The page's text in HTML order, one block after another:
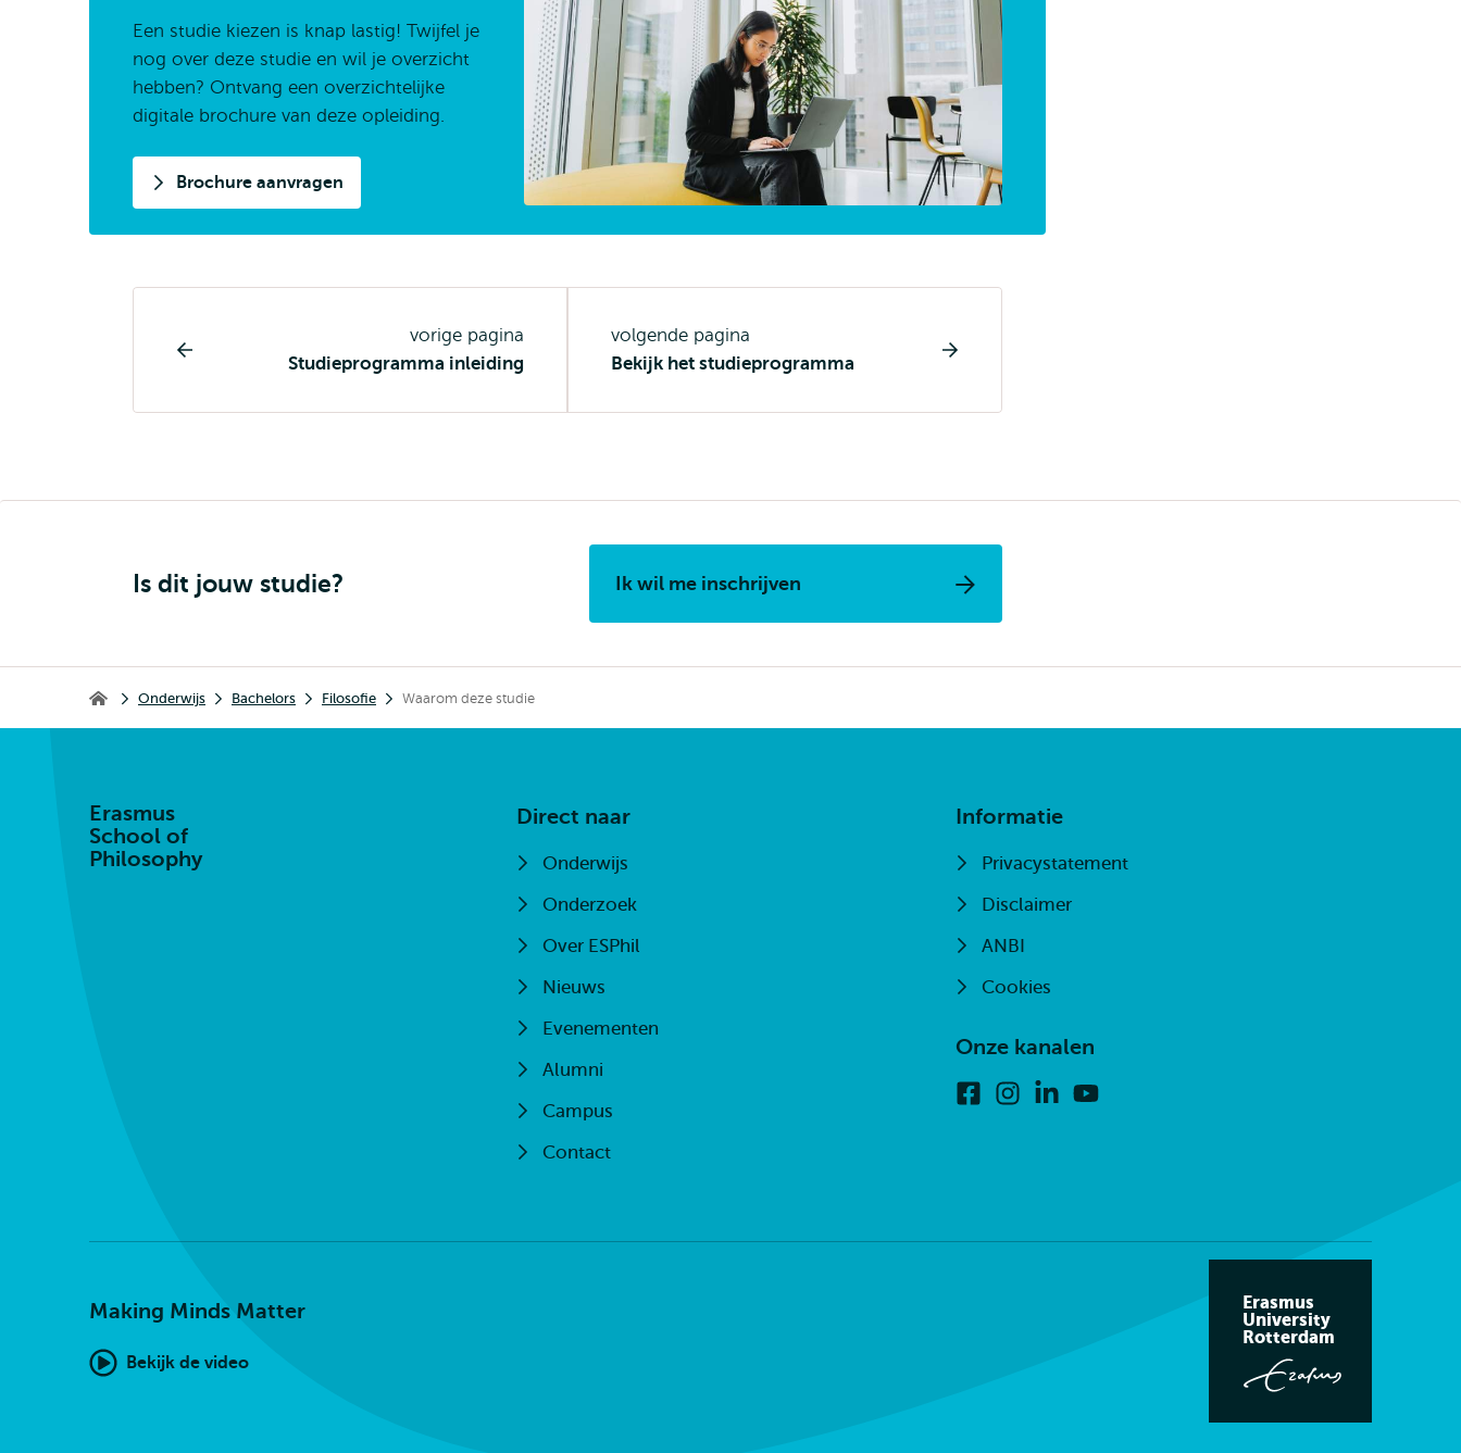
Een studie kiezen is knap lastig! Twijfel je
nog over deze studie en wil je overzicht
hebben? Ontvang een overzichtelijke
digitale brochure van deze opleiding.
Brochure aanvragen
pagina
vorige pagina
Studieprogramma inleiding
volgende pagina
Bekijk het studieprogramma
Is dit jouw studie? Ik wil me inschrijven
Erasmus School of Philosophy
Onderwijs Bachelors Filosofie Waarom deze studie
Erasmus
School of
Philosophy
Direct naar
Onderwijs
Onderzoek
Over ESPhil
Nieuws
Evenementen
Alumni
Campus
Contact
Informatie
Privacystatement
Disclaimer
ANBI
Cookies
Onze kanalen
FacebookInstagram
LinkedinYoutube
Making Minds Matter
Bekijk de video
Erasmus
University
Rotterdam